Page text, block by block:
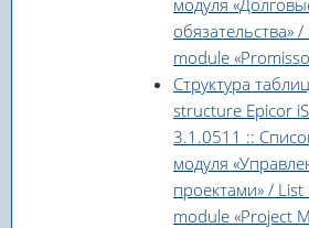
модуля
обязательства»
module
Структура
structure Epicor
3.1.0511 ::
модуля
проектами» /
module «Project